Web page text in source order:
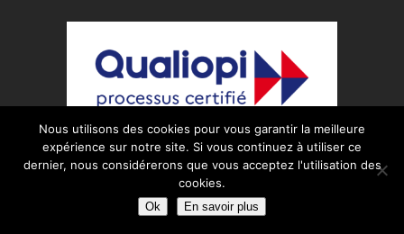
Organisme certifié Qualiopi au titres des
actions de formation
Nous utilisons des cookies pour vous garantir la meilleure
expérience sur notre site. Si vous continuez à utiliser ce
dernier, nous considérerons que vous acceptez l'utilisation des
cookies.
Ok En savoir plus